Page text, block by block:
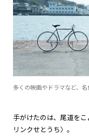
多くの映画やドラマなど、名
手がけたのは、尾道を
リンクせとうち〉。